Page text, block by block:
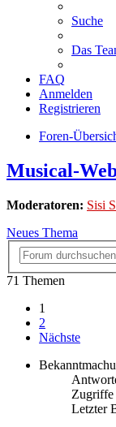
Suche
Das
FAQ
Anmelden
Registrieren
Foren-
Musical-
Moderatoren: Sisi
Neues Thema
71 Themen
1
2
Nächste
Zugriffe
Letzter